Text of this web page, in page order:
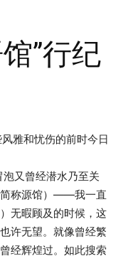
”行纪
雅和忧伤的前时今日
又曾经潜水乃至关
简称源馆）——我一直
无暇顾及的时候，这
许无望。就像曾经繁
经辉煌过。如此搜索